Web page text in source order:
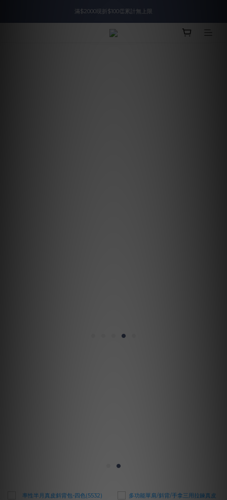
入會即領$888購物金🙌
滿$2000現折$100👏累計無上限
入會即領$888購物金🙌